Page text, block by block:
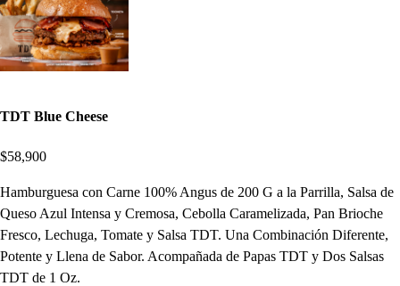
TDT Blue Cheese
$58,900
Hamburguesa con Carne 100% Angus de 200 G a la Parrilla, Salsa de
Queso Azul Intensa y Cremosa, Cebolla Caramelizada, Pan Brioche
Fresco, Lechuga, Tomate y Salsa TDT. Una Combinación Diferente,
Potente y Llena de Sabor. Acompañada de Papas TDT y Dos Salsas
TDT de 1 Oz.